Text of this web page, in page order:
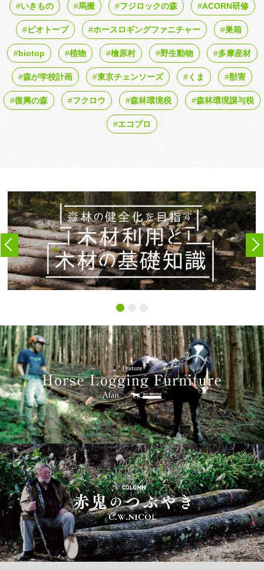
いきもの 馬搬 フジロックの森 ACORN研修
ビオトープ ホースロギングファニチャー 巣箱
biotop 植物 檜原村 野生動物 多摩産材
森が学校計画 東京チェンソーズ くま 獣害
復興の森 フクロウ 森林環境税 森林環境譲与税
エコプロ